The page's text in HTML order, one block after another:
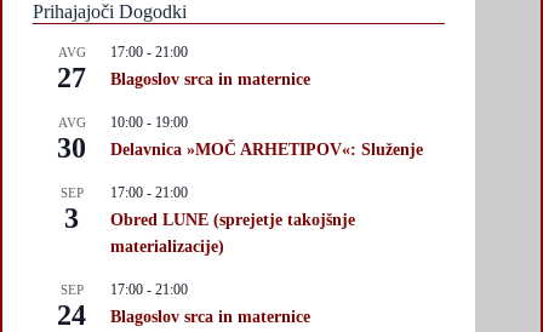
Prihajajoči Dogodki
AVG
27
17:00 - 21:00
Blagoslov srca in maternice
AVG
30
10:00 - 19:00
Delavnica »MOČ ARHETIPOV«: Služenje
SEP
3
17:00 - 21:00
Obred LUNE (sprejetje takojšnje
materializacije)
SEP
24
17:00 - 21:00
Blagoslov srca in maternice